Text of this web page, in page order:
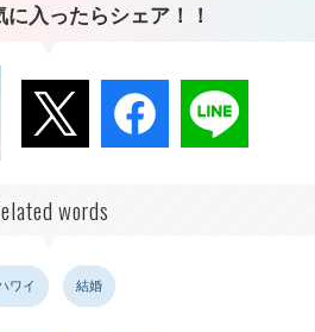
入ったらシェア！！
words
ワイ 結婚